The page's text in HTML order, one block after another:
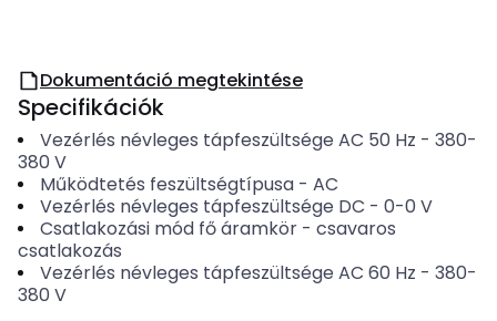
Dokumentáció megtekintése
Specifikációk
Vezérlés névleges tápfeszültsége AC 50 Hz - 380-
380 V
Működtetés feszültségtípusa- AC
Vezérlés névleges tápfeszültsége DC - 0-0 V
Csatlakozási mód fő áramkör- csavaros
csatlakozás
Vezérlés névleges tápfeszültsége AC 60 Hz - 380-
380 V